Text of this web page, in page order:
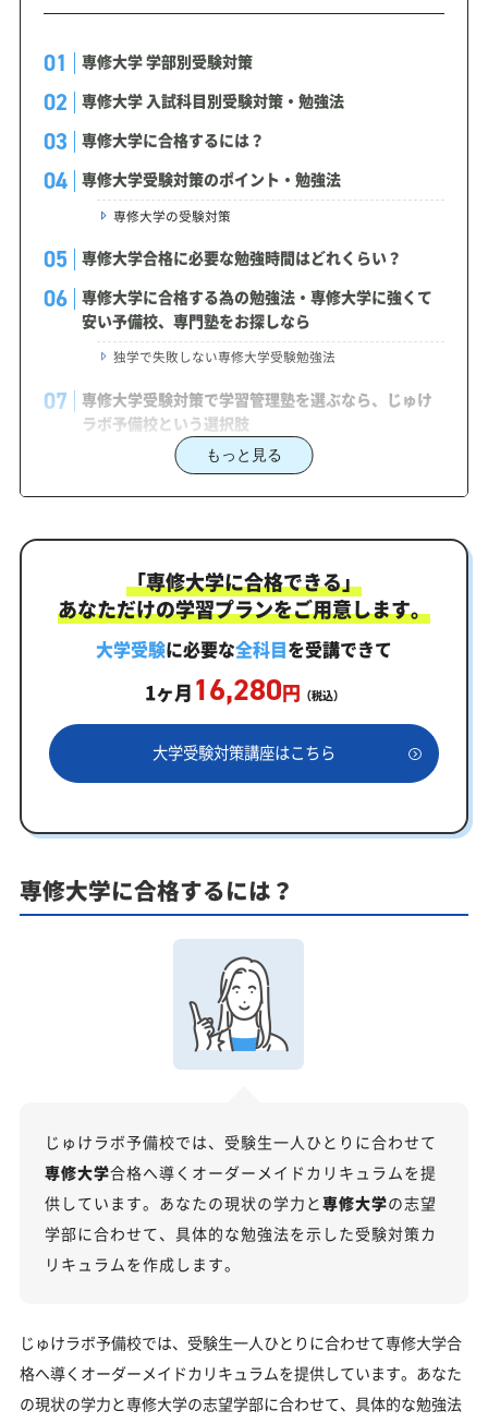
専修大学 学部別受験対策
専修大学 入試科目別受験対策・勉強法
専修大学に合格するには？
専修大学受験対策のポイント・勉強法
専修大学の受験対策
専修大学合格に必要な勉強時間はどれくらい？
専修大学に合格する為の勉強法・専修大学に強くて
安い予備校、専門塾をお探しなら
独学で失敗しない専修大学受験勉強法
専修大学受験対策で学習管理塾を選ぶなら、じゅけ
ラボ予備校という選択肢
2027年度（令和9年度）専修大学入試に対応した受
ドカリキュラム」
まずはあなたの弱点をしっかり把握現状分析テスト
あなただけの学習計画だから成果が出る！専修大学合格
に向けた受験対策カリキュラム
学習効果をしっかり確認定着度テスト
一人でも安心、学習相談
メイドカリキュラム」から得られる成果とは？
い
クイック指導」もご用意
【2027年度】大学入学共通テスト対策！2026年度
の傾向と合格戦略
2026年度共通テストの総括：難関大志望者には厳しい戦
2027年度合格に向けた「3つの戦略」
専修大学の総合型選抜入試対策も万全
専修大学総合型選抜入試の主な対策内容
専修大学の受験情報
専修大学の入試日程
専修大学の入試難易度
もっと見る
「専修大学に合格できる」
あなただけの学習プランをご用意します。
大学受験に必要な全科目を受講できて
1ヶ月 16,280円 （税込）
大学受験対策講座はこちら
専修大学に合格するには？
じゅけラボ予備校では、受験生一人ひとりに合わせて
専修大学合格へ導くオーダーメイドカリキュラムを提
供しています。あなたの現状の学力と専修大学の志望
学部に合わせて、具体的な勉強法を示した受験対策カ
リキュラムを作成します。
じゅけラボ予備校では、受験生一人ひとりに合わせて専修大学合
格へ導くオーダーメイドカリキュラムを提供しています。あなた
の現状の学力と専修大学の志望学部に合わせて、具体的な勉強法